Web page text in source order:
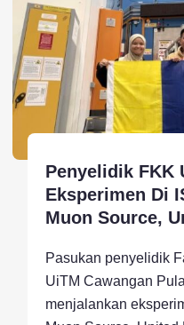
Penyelidik FKK
Eksperimen Di
Muon Source,
Pasukan penyelidik
UiTM Cawangan
menjalankan